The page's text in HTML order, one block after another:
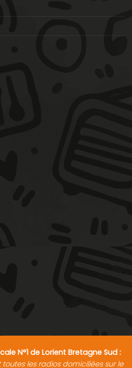
N°1 de Lorient Bretagne Sud :
les radios domiciliées sur le